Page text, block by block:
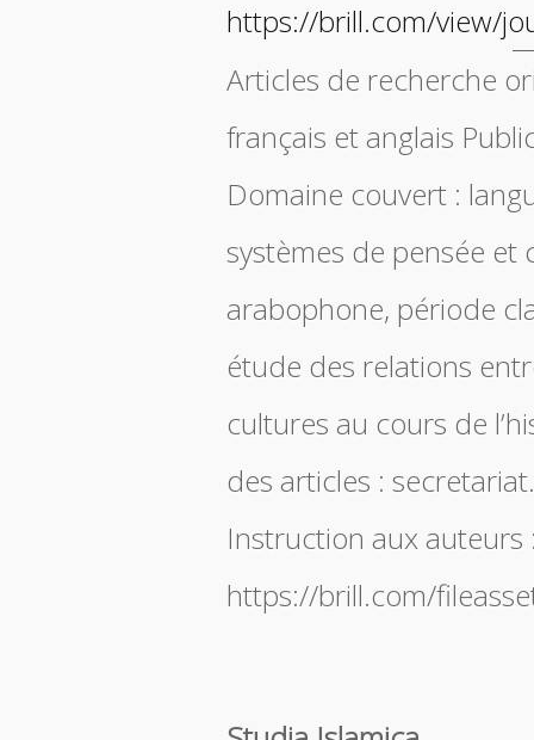
https://brill.com/view/
Articles de recherche
français et anglais
Domaine couvert :
systèmes de pensée et
arabophone, période
étude des relations
cultures au cours de
des articles :
Instruction aux auteurs
https://brill.com/